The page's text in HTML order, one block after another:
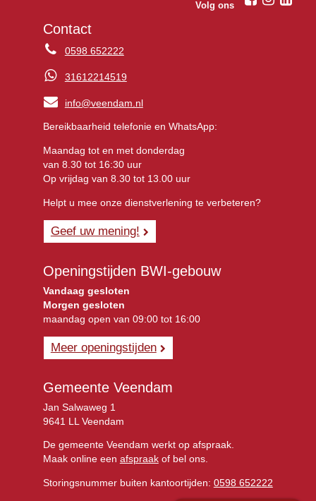
Volg ons
Contact
0598 652222
31612214519
info@veendam.nl
Bereikbaarheid telefonie en WhatsApp:
Maandag tot en met donderdag
van 8.30 tot 16:30 uur
Op vrijdag van 8.30 tot 13.00 uur
Helpt u mee onze dienstverlening te verbeteren?
Geef uw mening!
Openingstijden BWI-gebouw
Vandaag gesloten
Morgen gesloten
maandag open van 09:00 tot 16:00
Meer openingstijden
Gemeente Veendam
Jan Salwaweg 1
9641 LL Veendam
De gemeente Veendam werkt op afspraak.
Maak online een afspraakof bel ons.
Storingsnummer buiten kantoortijden: 0598 652222